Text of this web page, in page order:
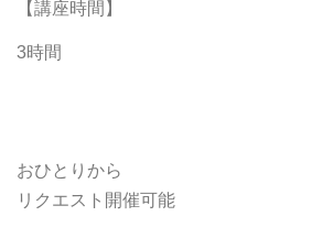
【講座時間】
3時間
おひとりから
リクエスト開催可能